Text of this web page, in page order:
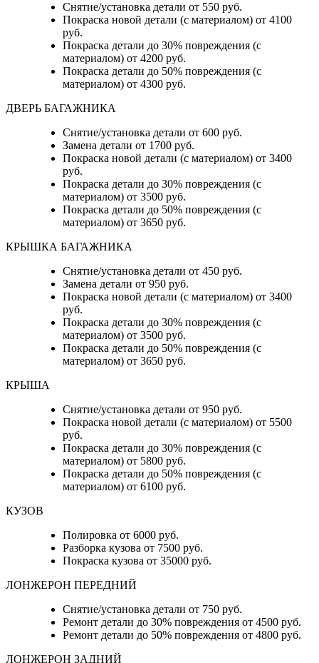
Снятие/установка детали от 550 руб.
Покраска новой детали (с материалом) от 4100
руб.
Покраска детали до 30% повреждения (с
материалом) от 4200 руб.
Покраска детали до 50% повреждения (с
материалом) от 4300 руб.
ДВЕРЬ БАГАЖНИКА
Снятие/установка детали от 600 руб.
Замена детали от 1700 руб.
Покраска новой детали (с материалом) от 3400
руб.
Покраска детали до 30% повреждения (с
материалом) от 3500 руб.
Покраска детали до 50% повреждения (с
материалом) от 3650 руб.
КРЫШКА БАГАЖНИКА
Снятие/установка детали от 450 руб.
Замена детали от 950 руб.
Покраска новой детали (с материалом) от 3400
руб.
Покраска детали до 30% повреждения (с
материалом) от 3500 руб.
Покраска детали до 50% повреждения (с
материалом) от 3650 руб.
КРЫША
Снятие/установка детали от 950 руб.
Покраска новой детали (с материалом) от 5500
руб.
Покраска детали до 30% повреждения (с
материалом) от 5800 руб.
Покраска детали до 50% повреждения (с
материалом) от 6100 руб.
КУЗОВ
Полировка от 6000 руб.
Разборка кузова от 7500 руб.
Покраска кузова от 35000 руб.
ЛОНЖЕРОН ПЕРЕДНИЙ
Снятие/установка детали от 750 руб.
Ремонт детали до 30% повреждения от 4500 руб.
Ремонт детали до 50% повреждения от 4800 руб.
ЛОНЖЕРОН ЗАДНИЙ